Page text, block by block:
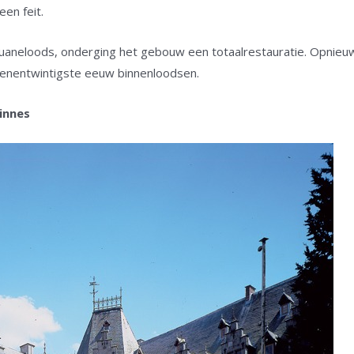
feit.
onderging het gebouw een totaalrestauratie.
eeuw binnenloodsen.